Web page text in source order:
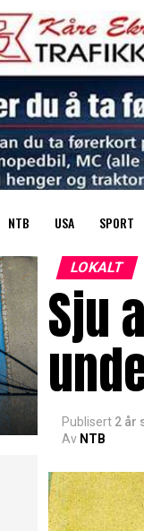
NTB USA SPORT
LOKALT
Sju
Publisert 2 år
Av NTB